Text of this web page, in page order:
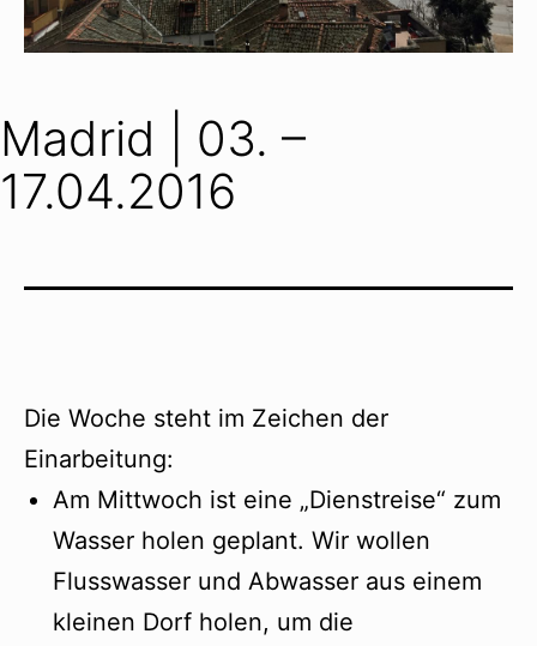
Madrid | 03. –
17.04.2016
Die Woche steht im Zeichen der
Einarbeitung:
Am Mittwoch ist eine „Dienstreise“ zum
Wasser holen geplant. Wir wollen
Flusswasser und Abwasser aus einem
kleinen Dorf holen, um die